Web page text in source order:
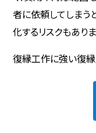
者に依頼してしまう
化するリスクもありま
復縁工作に強い復